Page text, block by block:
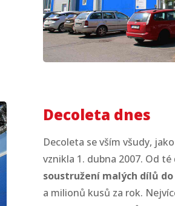
Decoleta dnes
Decoleta se vším všudy,
vznikla 1. dubna 2007. Od té
soustružení malých dílů
a milionů kusů za rok.